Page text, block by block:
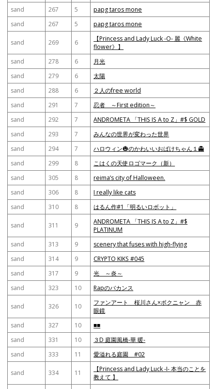
sand
267 5
papg taros mone
sand
267 5 papg taros mone
sand 269 6
【Princess and Lady Luck -O- 麗《White
flower》】
sand
278 6
月光
sand
279 6
太陽
sand
288 6
２人のfree world
sand
291 7
忍者 ～First edition～
sand
292 7
ANDROMETA 「THIS IS A to Z」#$ GOLD
sand
293 7
みんなの世界が変わった世界
sand
294 7
ハロウィン🎃のかわいいおばけちゃん１👻
sand
299 8
こはくの天使ロゴマーク（新）
sand
305 8
reima’s city of Halloween.
sand
306 8
I really like cats
sand
310 8 はるん作#1「明るいロボット」
sand 311 9
ANDROMETA 「THIS IS A to Z」#$
PLATINUM
sand
313 9
scenery that fuses with high-flying
sand
314 9
CRYPTO KIKS #045
sand
317 9
光 ～炎～
sand
323 10 Rapのバカンス
sand 326 10
ファンアート 桜川さん×ボクニャン 赤
眼鏡
sand
327 10
■■
sand
331 10
３D 庭園風橋-華 暖-
sand
333 11 愛溢れる庭園 #02
sand 334 11
【Princess and Lady Luck -I- 本当のことを
教えて 】